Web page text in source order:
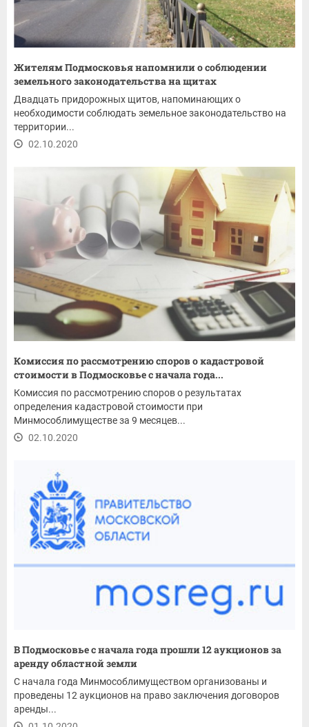
Жителям Подмосковья напомнили о соблюдении
земельного законодательства на щитах
Двадцать придорожных щитов, напоминающих о
необходимости соблюдать земельное законодательство на
территории...
02.10.2020
Комиссия по рассмотрению споров о кадастровой
стоимости в Подмосковье с начала года...
Комиссия по рассмотрению споров о результатах
определения кадастровой стоимости при
Минмособлимуществе за 9 месяцев...
02.10.2020
В Подмосковье с начала года прошли 12 аукционов за
аренду областной земли
С начала года Минмособлимуществом организованы и
проведены 12 аукционов на право заключения договоров
аренды...